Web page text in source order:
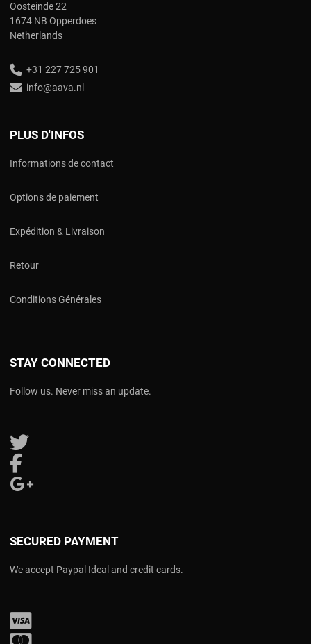
Oosteinde 22
1674 NB Opperdoes
Netherlands
+31 227 725 901
info@aava.nl
PLUS D'INFOS
Informations de contact
Options de paiement
Expédition & Livraison
Retour
Conditions Générales
STAY CONNECTED
Follow us. Never miss an update.
Follow us on Twitter
SECURED PAYMENT
We accept Paypal Ideal and credit cards.